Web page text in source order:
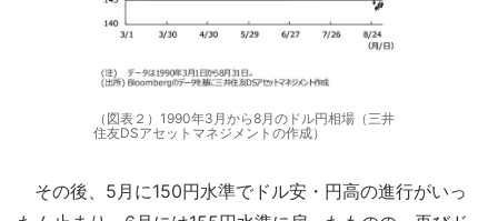
（図表２）1990年3月から8月のドル円相場（三井
住友DSアセットマネジメントの作成）
その後、5月に150円水準でドル安・円高の進行がいっ